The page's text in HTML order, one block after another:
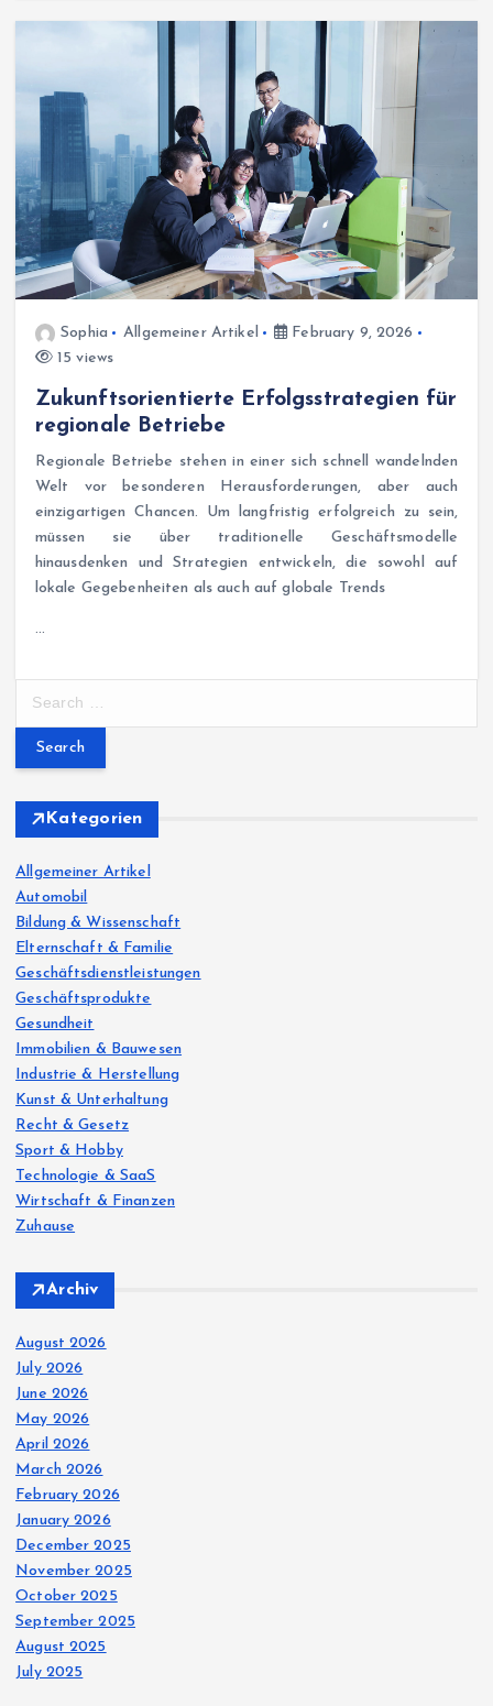
Sophia Allgemeiner Artikel
February 9, 2026
15 views
Zukunftsorientierte Erfolgsstrategien für
regionale Betriebe
Regionale Betriebe stehen in einer sich schnell wandelnden
Welt vor besonderen Herausforderungen, aber auch
einzigartigen Chancen. Um langfristig erfolgreich zu sein,
müssen sie über traditionelle Geschäftsmodelle
hinausdenken und Strategien entwickeln, die sowohl auf
lokale Gegebenheiten als auch auf globale Trends
…
r
f
o
r
:
Kategorien
Allgemeiner Artikel
Automobil
Bildung & Wissenschaft
Elternschaft & Familie
Geschäftsdienstleistungen
Geschäftsprodukte
Gesundheit
Immobilien & Bauwesen
Industrie & Herstellung
Kunst & Unterhaltung
Recht & Gesetz
Sport & Hobby
Technologie & SaaS
Wirtschaft & Finanzen
Zuhause
Archiv
August 2026
July 2026
June 2026
May 2026
April 2026
March 2026
February 2026
January 2026
December 2025
November 2025
October 2025
September 2025
August 2025
July 2025